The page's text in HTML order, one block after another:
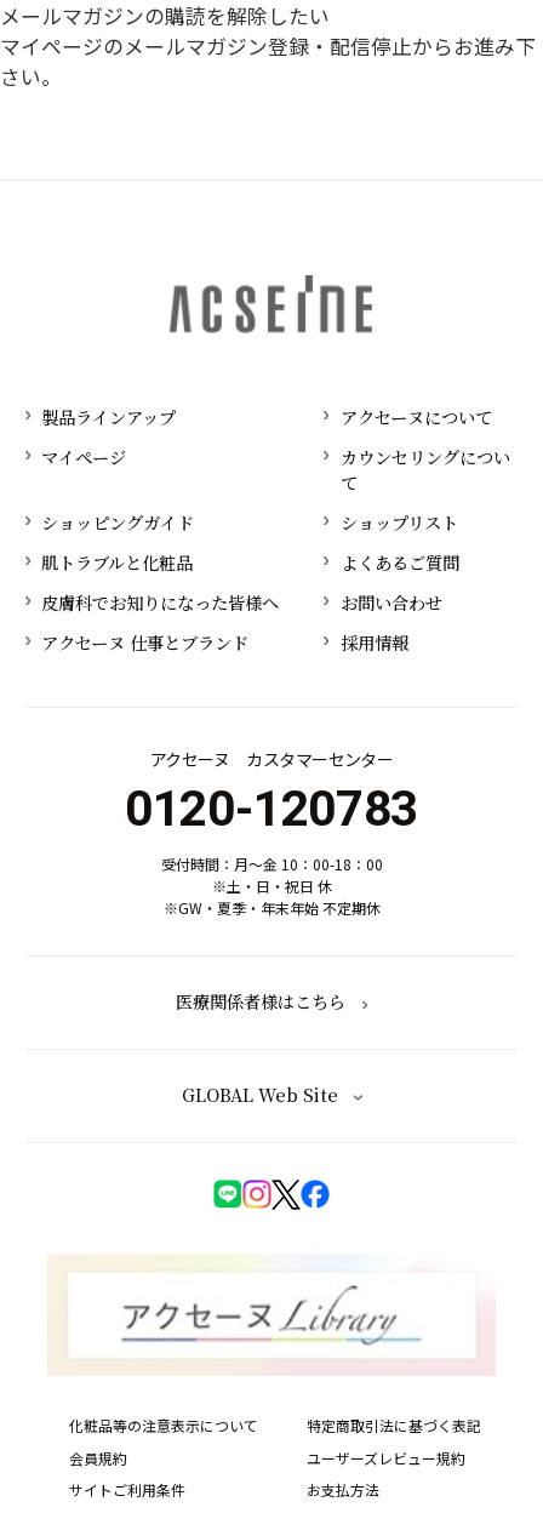
メールマガジンの購読を解除したい
マイページのメールマガジン登録・配信停止からお進み下
さい。
製品ラインアップ
アクセーヌについて
マイページ
カウンセリングについ
て
ショッピングガイド
ショップリスト
肌トラブルと化粧品
よくあるご質問
皮膚科でお知りになった皆様へ
お問い合わせ
アクセーヌ 仕事とブランド
採用情報
アクセーヌ カスタマーセンター
0120-120783
受付時間：月～金 10：00-18：00
※土・日・祝日 休
※GW・夏季・年末年始 不定期休
医療関係者様はこちら
GLOBAL Web Site
化粧品等の注意表示について
特定商取引法に基づく表記
会員規約
ユーザーズレビュー規約
サイトご利用条件
お支払方法